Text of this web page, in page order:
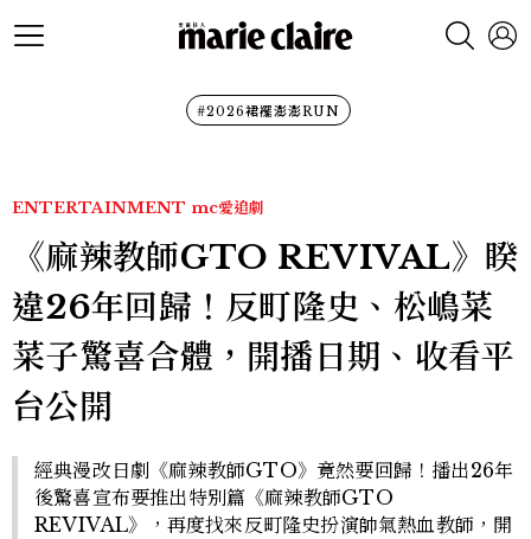
#2026裙襬澎澎RUN
ENTERTAINMENT mc愛追劇
《麻辣教師GTO REVIVAL》睽
違26年回歸！反町隆史、松嶋菜
菜子驚喜合體，開播日期、收看平
台公開
經典漫改日劇《麻辣教師GTO》竟然要回歸！播出26年
後驚喜宣布要推出特別篇《麻辣教師GTO
REVIVAL》，再度找來反町隆史扮演帥氣熱血教師，開